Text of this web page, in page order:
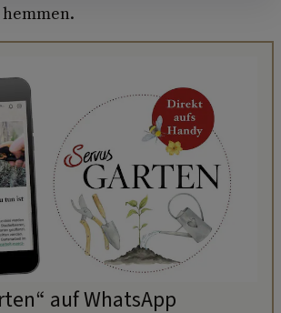
auf WhatsApp